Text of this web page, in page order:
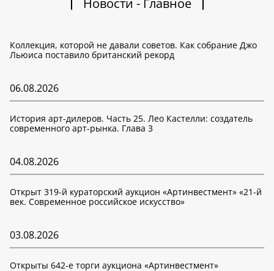
Новости - Главное
Коллекция, которой не давали советов. Как собрание Джо
Льюиса поставило британский рекорд
06.08.2026
История арт-дилеров. Часть 25. Лео Кастелли: создатель
современного арт-рынка. Глава 3
04.08.2026
Открыт 319-й кураторский аукцион «Артинвестмент» «21-й
век. Современное российское искусство»
03.08.2026
Открыты 642-е торги аукциона «Артинвестмент»